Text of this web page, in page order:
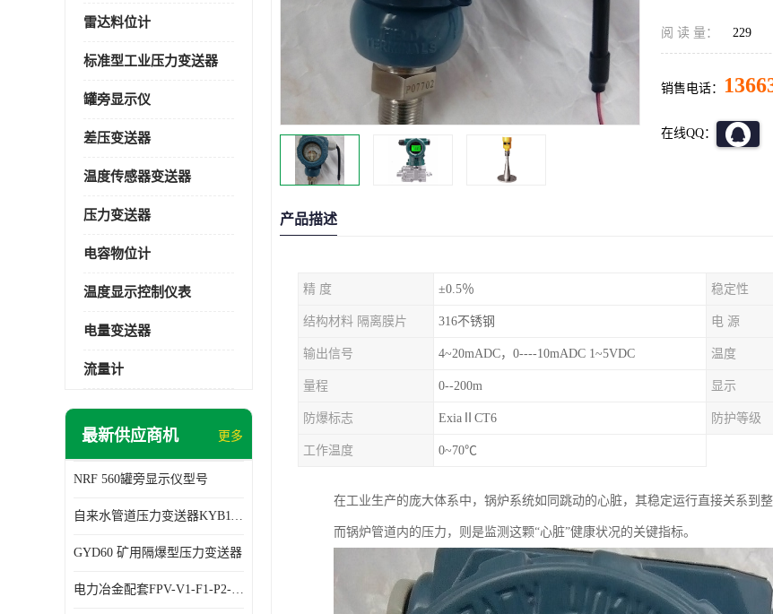
雷达料位计
标准型工业压力变送器
罐旁显示仪
差压变送器
温度传感器变送器
压力变送器
电容物位计
温度显示控制仪表
电量变送器
流量计
最新供应商机 更多
NRF 560罐旁显示仪型号
自来水管道压力变送器KYB11G03M2型号 使用方便
GYD60 矿用隔爆型压力变送器
电力冶金配套FPV-V1-F1-P2-03电压变送器
阅 读 量： 229
销售电话：
在线QQ：
产品描述
精 度 ±0.5％ 稳定性
结构材料 隔离膜片 316不锈钢 电 源
输出信号 4~20mADC，0----10mADC 1~5VDC 温度
量程 0--200m 显示
防爆标志 ExiaⅡCT6 防护等级
工作温度 0~70℃
在工业生产的庞大体系中，锅炉系统如同跳动的心脏，其稳定运行直接关系到
而锅炉管道内的压力，则是监测这颗“心脏”健康状况的关键指标。